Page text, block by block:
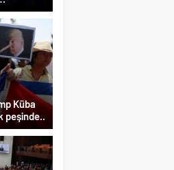
Küba
peşinde..